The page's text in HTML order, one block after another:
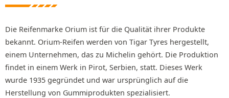
Die Reifenmarke Orium ist für die Qualität ihrer Produkte
bekannt. Orium-Reifen werden von Tigar Tyres hergestellt,
einem Unternehmen, das zu Michelin gehört. Die Produktion
findet in einem Werk in Pirot, Serbien, statt. Dieses Werk
wurde 1935 gegründet und war ursprünglich auf die
Herstellung von Gummiprodukten spezialisiert.